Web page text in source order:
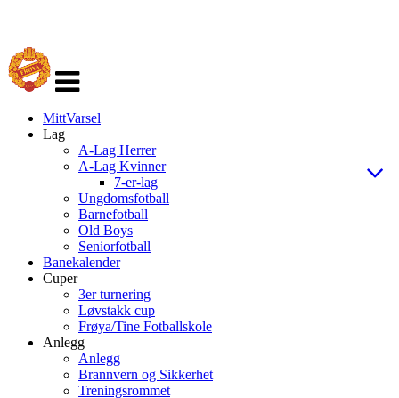
navigasjon
MittVarsel
Lag
A-Lag Herrer
A-Lag Kvinner
7-er-lag
Ungdomsfotball
Barnefotball
Old Boys
Seniorfotball
Banekalender
Cuper
3er turnering
Løvstakk cup
Frøya/Tine Fotballskole
Anlegg
Anlegg
Brannvern og Sikkerhet
Treningsrommet